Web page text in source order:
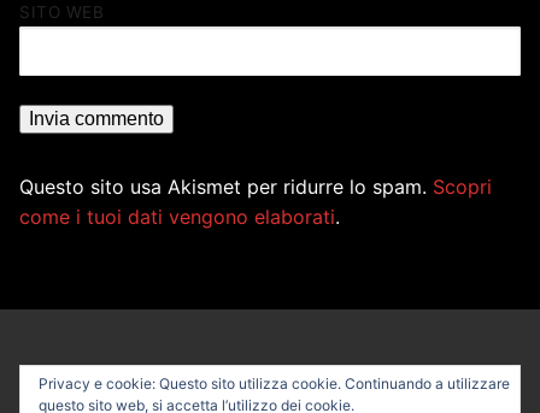
SITO WEB
Questo sito usa Akismet per ridurre lo spam. Scopri
come i tuoi dati vengono elaborati.
Privacy e cookie: Questo sito utilizza cookie. Continuando a utilizzare
questo sito web, si accetta l’utilizzo dei cookie.